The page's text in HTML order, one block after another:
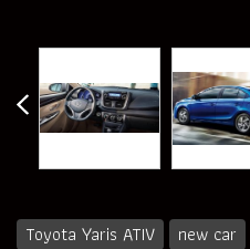
Toyota Yaris ATIV new car